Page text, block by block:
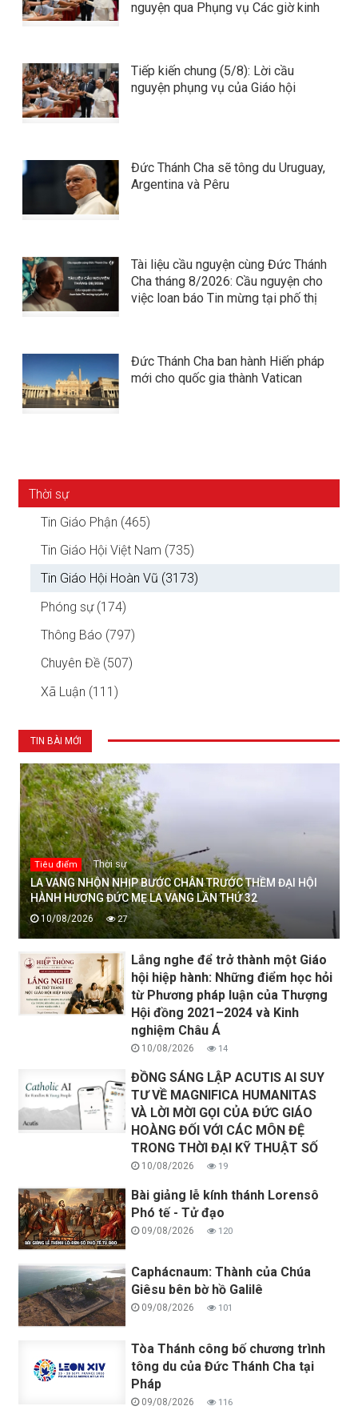
nguyện qua Phụng vụ Các giờ kinh
Tiếp kiến chung (5/8): Lời cầu
nguyện phụng vụ của Giáo hội
Đức Thánh Cha sẽ tông du Uruguay,
Argentina và Pêru
Tài liệu cầu nguyện cùng Đức Thánh
Cha tháng 8/2026: Cầu nguyện cho
việc loan báo Tin mừng tại phố thị
Đức Thánh Cha ban hành Hiến pháp
mới cho quốc gia thành Vatican
Thời sự
Tin Giáo Phận (465)
Tin Giáo Hội Việt Nam (735)
Tin Giáo Hội Hoàn Vũ (3173)
Phóng sự (174)
Thông Báo (797)
Chuyên Đề (507)
Xã Luận (111)
TIN BÀI MỚI
Tiêu điểm Thời sự
LA VANG NHỘN NHỊP BƯỚC CHÂN TRƯỚC THỀM ĐẠI HỘI
HÀNH HƯƠNG ĐỨC MẸ LA VANG LẦN THỨ 32
10/08/2026 27
Lắng nghe để trở thành một Giáo
hội hiệp hành: Những điểm học hỏi
từ Phương pháp luận của Thượng
Hội đồng 2021–2024 và Kinh
nghiệm Châu Á
10/08/2026 14
ĐỒNG SÁNG LẬP ACUTIS AI SUY
TƯ VỀ MAGNIFICA HUMANITAS
VÀ LỜI MỜI GỌI CỦA ĐỨC GIÁO
HOÀNG ĐỐI VỚI CÁC MÔN ĐỆ
TRONG THỜI ĐẠI KỸ THUẬT SỐ
10/08/2026 19
Bài giảng lễ kính thánh Lorensô
Phó tế - Tử đạo
09/08/2026 120
Caphácnaum: Thành của Chúa
Giêsu bên bờ hồ Galilê
09/08/2026 101
Tòa Thánh công bố chương trình
tông du của Đức Thánh Cha tại
Pháp
09/08/2026 116